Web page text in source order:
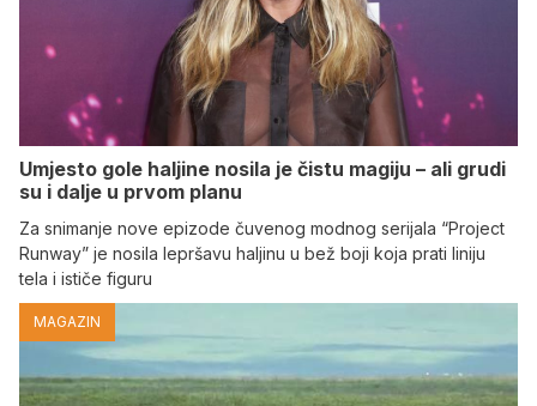
Umjesto gole haljine nosila je čistu magiju – ali grudi
su i dalje u prvom planu
Za snimanje nove epizode čuvenog modnog serijala “Project
Runway” je nosila lepršavu haljinu u bež boji koja prati liniju
tela i ističe figuru
MAGAZIN